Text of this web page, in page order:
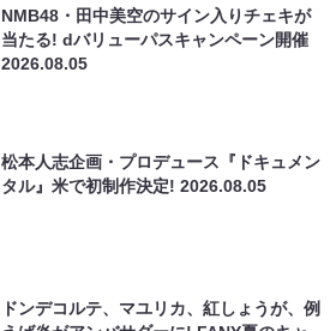
NMB48・田中美空のサイン入りチェキが
当たる! dバリューパスキャンペーン開催
2026.08.05
松本人志企画・プロデュース『ドキュメン
タル』米で初制作決定!2026.08.05
ドンデコルテ、マユリカ、紅しょうが、例